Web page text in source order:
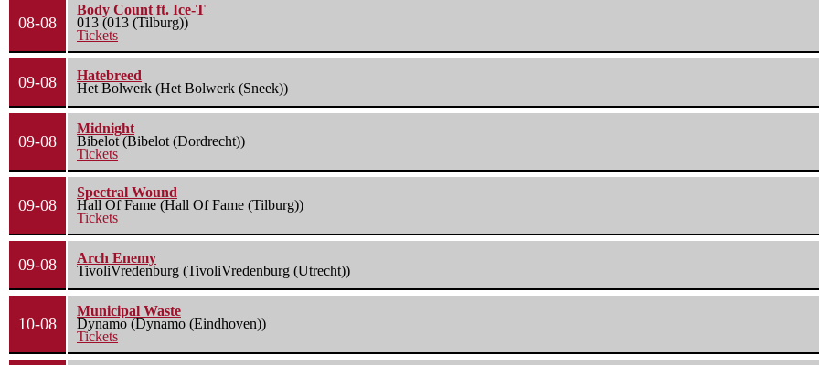
08-08
Body Count ft. Ice-T
013 (013 (Tilburg))
Tickets
09-08
Hatebreed
Het Bolwerk (Het Bolwerk (Sneek))
09-08
Midnight
Bibelot (Bibelot (Dordrecht))
Tickets
09-08
Spectral Wound
Hall Of Fame (Hall Of Fame (Tilburg))
Tickets
09-08
Arch Enemy
TivoliVredenburg (TivoliVredenburg (Utrecht))
10-08
Municipal Waste
Dynamo (Dynamo (Eindhoven))
Tickets